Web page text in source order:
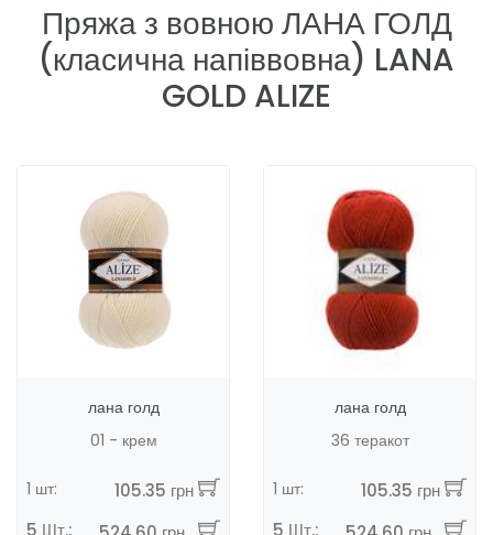
Пряжа з вовною ЛАНА ГОЛД
(класична напіввовна) LANA
GOLD ALIZE
лана голд
01 - крем
1 шт:
105.35 грн
5 Шт.:
лана голд
36 теракот
1 шт:
105.35 грн
5 Шт.: